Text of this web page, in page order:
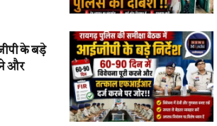
के बड़े
और